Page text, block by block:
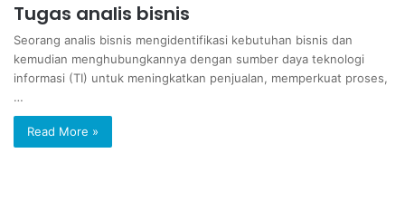
Tugas analis bisnis
Seorang analis bisnis mengidentifikasi kebutuhan bisnis dan
kemudian menghubungkannya dengan sumber daya teknologi
informasi (TI) untuk meningkatkan penjualan, memperkuat proses,
…
Read More »